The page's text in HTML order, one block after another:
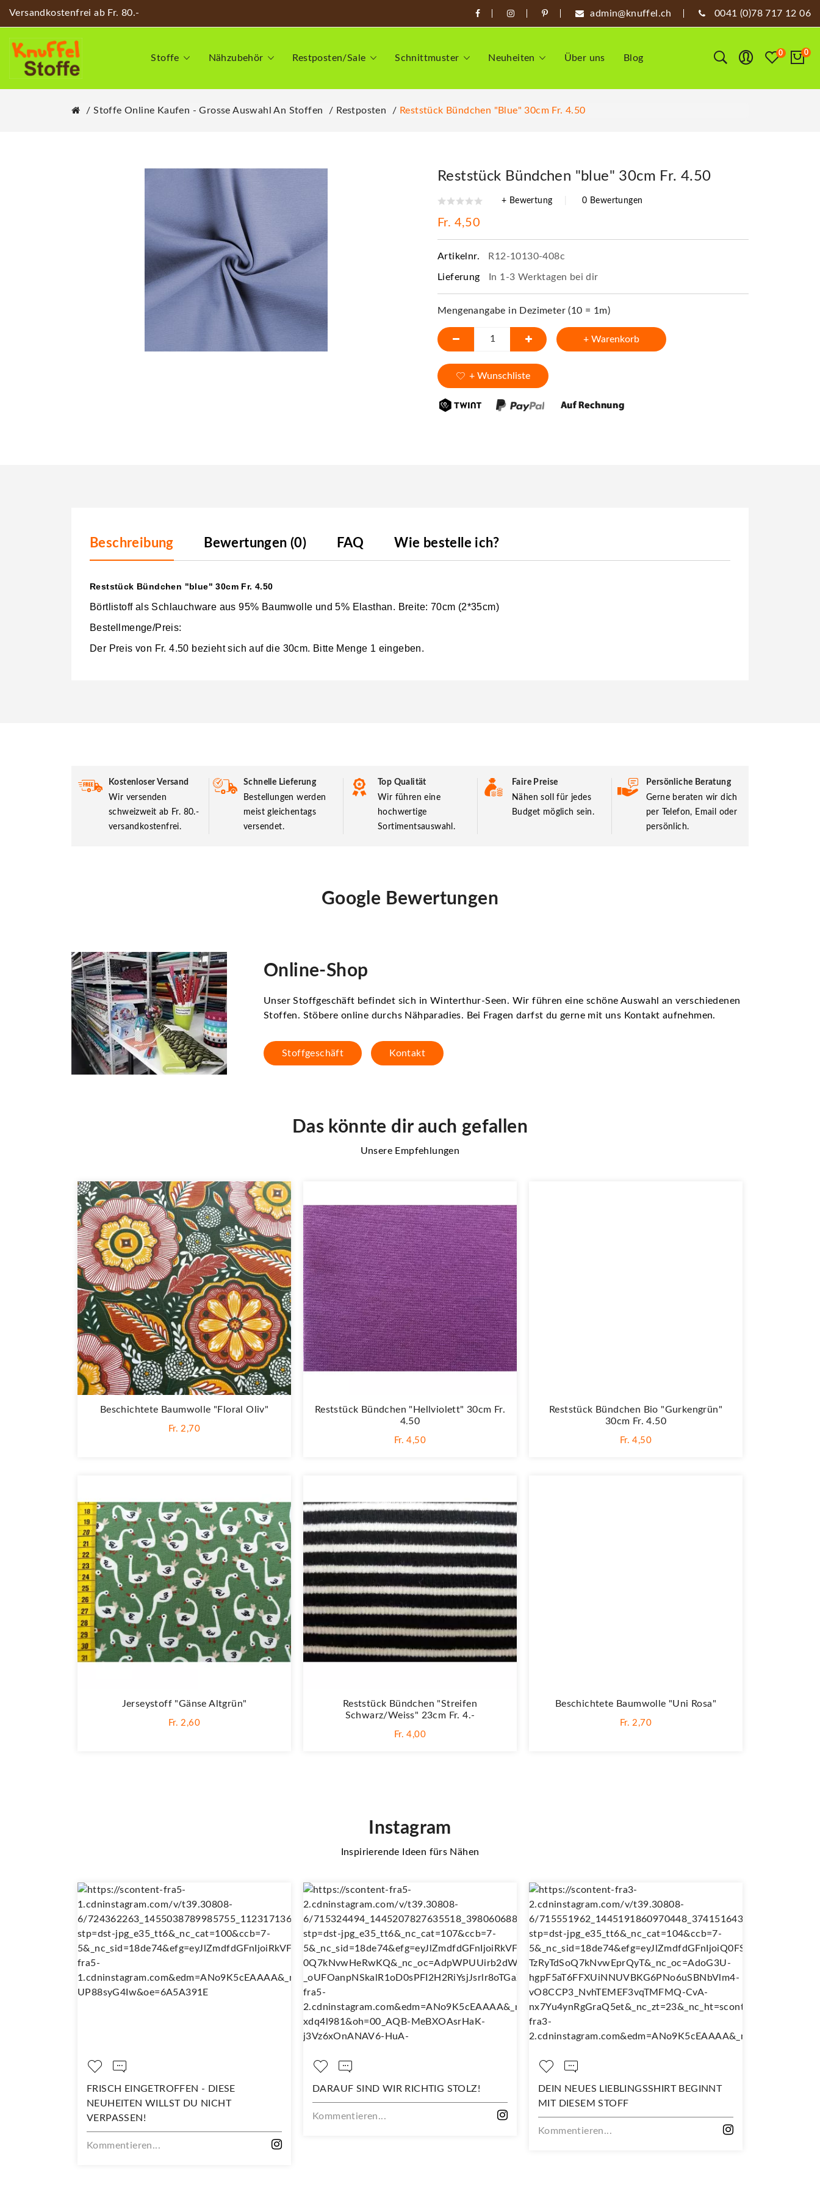
Versandkostenfrei ab Fr. 80.- admin@knuffel.ch 0041 (0)78 717 12 06
Stoffe Nähzubehör Restposten/Sale Schnittmuster Neuheiten Über uns Blog 0 0
Stoffe Online Kaufen - Grosse Auswahl An Stoffen Restposten Reststück Bündchen "blue" 30cm Fr. 4.50
Reststück Bündchen "blue" 30cm Fr. 4.50
+ Bewertung 0 Bewertungen
Fr. 4,50
Artikelnr. R12-10130-408c
Lieferung In 1-3 Werktagen bei dir
Mengenangabe in Dezimeter (10 = 1m)
+ Warenkorb
+ Wunschliste
Beschreibung Bewertungen (0) FAQ Wie bestelle ich?
Reststück Bündchen "blue" 30cm Fr. 4.50
Börtlistoff als Schlauchware aus 95% Baumwolle und 5% Elasthan. Breite: 70cm (2*35cm)
Bestellmenge/Preis:
Der Preis von Fr. 4.50 bezieht sich auf die 30cm. Bitte Menge 1 eingeben.
Kostenloser Versand
Wir versenden
schweizweit ab Fr. 80.-
versandkostenfrei.
Schnelle Lieferung
Bestellungen werden
meist gleichentags
versendet.
Top Qualität
Wir führen eine
hochwertige
Sortimentsauswahl.
Faire Preise
Nähen soll für jedes
Budget möglich sein.
Persönliche Beratung
Gerne beraten wir dich
per Telefon, Email oder
persönlich.
Google Bewertungen
Online-Shop
Unser Stoffgeschäft befindet sich in Winterthur-Seen. Wir führen eine schöne Auswahl an verschiedenen
Stoffen. Stöbere online durchs Nähparadies. Bei Fragen darfst du gerne mit uns Kontakt aufnehmen.
Stoffgeschäft Kontakt
Das könnte dir auch gefallen
Unsere Empfehlungen
Beschichtete Baumwolle "Floral Oliv"
Fr. 2,70
Jerseystoff "Gänse Altgrün"
Fr. 2,60
Reststück Bündchen "Hellviolett" 30cm Fr.
4.50
Fr. 4,50
Reststück Bündchen "Streifen
Schwarz/weiss" 23cm Fr. 4.-
Fr. 4,00
Reststück Bündchen Bio "Gurkengrün"
30cm Fr. 4.50
Fr. 4,50
Beschichtete Baumwolle "Uni Rosa"
Fr. 2,70
Instagram
Inspirierende Ideen fürs Nähen
FRISCH EINGETROFFEN - DIESE
NEUHEITEN WILLST DU NICHT
VERPASSEN!
Kommentieren...
DARAUF SIND WIR RICHTIG STOLZ!
Kommentieren...
DEIN NEUES LIEBLINGSSHIRT BEGINNT
MIT DIESEM STOFF
Kommentieren...